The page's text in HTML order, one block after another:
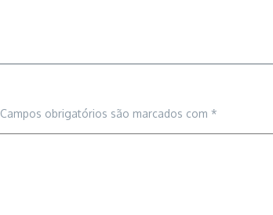
Campos obrigatórios são marcados com *